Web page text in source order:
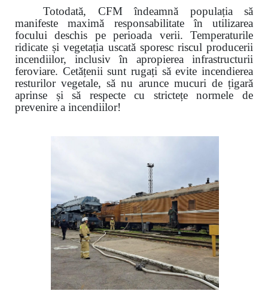
Totodată, CFM îndeamnă populația să
manifeste maximă responsabilitate în utilizarea
focului deschis pe perioada verii. Temperaturile
ridicate și vegetația uscată sporesc riscul producerii
incendiilor, inclusiv în apropierea infrastructurii
feroviare. Cetățenii sunt rugați să evite incendierea
resturilor vegetale, să nu arunce mucuri de țigară
aprinse și să respecte cu strictețe normele de
prevenire a incendiilor!